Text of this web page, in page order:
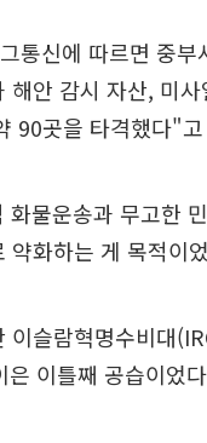
통신에 따르면 중
해안 감시 자산, 미
90곳을 타격했다"
물운송과 무고한
약화하는 게 목적이
이슬람혁명수비대
이틀째 공습이었